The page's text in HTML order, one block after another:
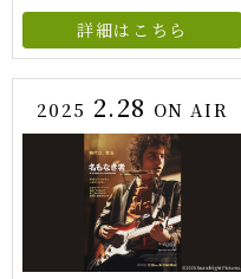
詳細はこちら
2025 2.28 ON AIR